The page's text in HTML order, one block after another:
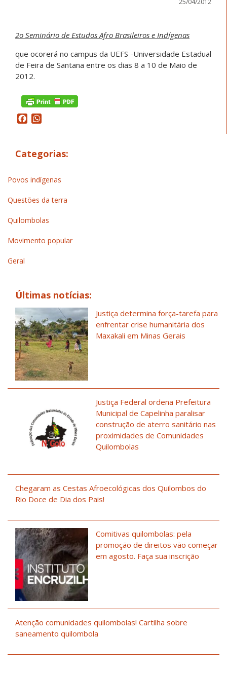
2o Seminário de Estudos Afro Brasileiros e Indígenas
que ocorerá no campus da UEFS -Universidade Estadual
de Feira de Santana entre os dias 8 a 10 de Maio de
2012.
Facebook
Categorias:
Povos indígenas
Questões da terra
Quilombolas
Movimento popular
Geral
Últimas notícias:
Justiça determina força-tarefa para
enfrentar crise humanitária dos
Maxakali em Minas Gerais
Justiça Federal ordena Prefeitura
Municipal de Capelinha paralisar
construção de aterro sanitário nas
proximidades de Comunidades
Quilombolas
Chegaram as Cestas Afroecológicas dos Quilombos do
Rio Doce de Dia dos Pais!
Comitivas quilombolas: pela
promoção de direitos vão começar
em agosto. Faça sua inscrição
Atenção comunidades quilombolas! Cartilha sobre
saneamento quilombola